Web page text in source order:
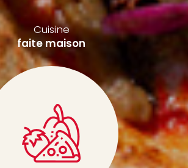
Cuisine
faite maison